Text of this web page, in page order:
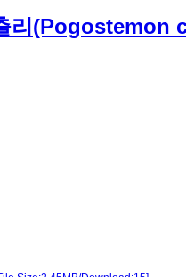
리(Pogostemon